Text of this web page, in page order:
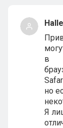
в
но
Я